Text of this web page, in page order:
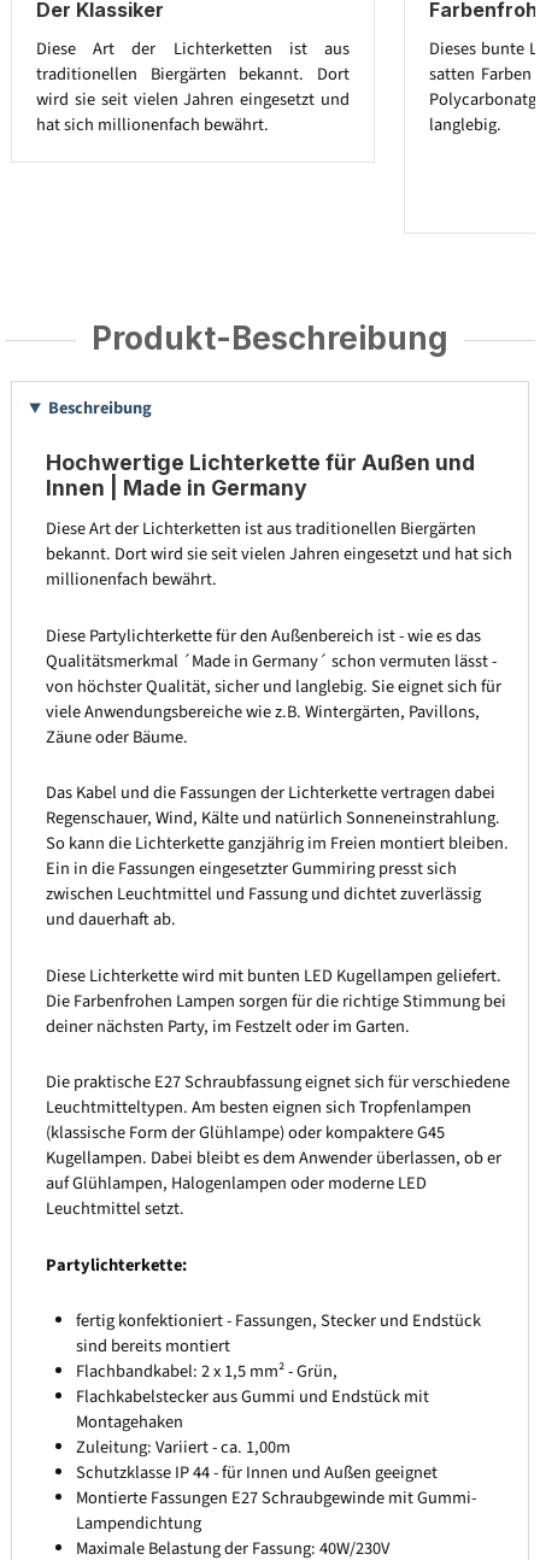
Der Klassiker
Diese Art der Lichterketten ist aus
traditionellen Biergärten bekannt. Dort
wird sie seit vielen Jahren eingesetzt und
hat sich millionenfach bewährt.
Dieses bunte
satten
langlebig.
Produkt-Beschreibung
Beschreibung
Hochwertige Lichterkette für Außen und
Innen | Made in Germany
Diese Art der Lichterketten ist aus traditionellen Biergärten
bekannt. Dort wird sie seit vielen Jahren eingesetzt und hat sich
millionenfach bewährt.
Diese Partylichterkette für den Außenbereich ist - wie es das
Qualitätsmerkmal ´Made in Germany´ schon vermuten lässt -
von höchster Qualität, sicher und langlebig. Sie eignet sich für
viele Anwendungsbereiche wie z.B. Wintergärten, Pavillons,
Zäune oder Bäume.
Das Kabel und die Fassungen der Lichterkette vertragen dabei
Regenschauer, Wind, Kälte und natürlich Sonneneinstrahlung.
So kann die Lichterkette ganzjährig im Freien montiert bleiben.
Ein in die Fassungen eingesetzter Gummiring presst sich
zwischen Leuchtmittel und Fassung und dichtet zuverlässig
und dauerhaft ab.
Diese Lichterkette wird mit bunten LED Kugellampen geliefert.
Die Farbenfrohen Lampen sorgen für die richtige Stimmung bei
deiner nächsten Party, im Festzelt oder im Garten.
Die praktische E27 Schraubfassung eignet sich für verschiedene
Leuchtmitteltypen. Am besten eignen sich Tropfenlampen
(klassische Form der Glühlampe) oder kompaktere G45
Kugellampen. Dabei bleibt es dem Anwender überlassen, ob er
auf Glühlampen, Halogenlampen oder moderne LED
Leuchtmittel setzt.
Partylichterkette:
fertig konfektioniert - Fassungen, Stecker und Endstück
sind bereits montiert
Flachbandkabel: 2 x 1,5 mm² - Grün,
Flachkabelstecker aus Gummi und Endstück mit
Montagehaken
Zuleitung: Variiert - ca. 1,00m
Schutzklasse IP 44 - für Innen und Außen geeignet
Montierte Fassungen E27 Schraubgewinde mit Gummi-
Lampendichtung
Maximale Belastung der Fassung: 40W/230V